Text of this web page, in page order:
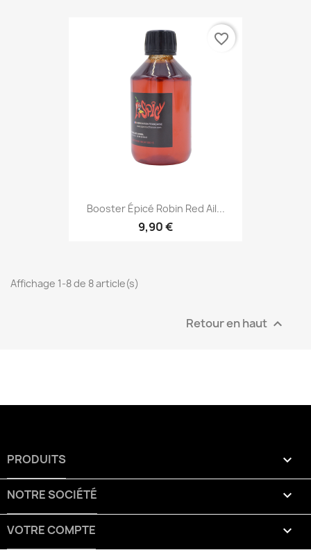
Booster Épicé Robin Red Ail...
9,90 €
favorite_border
Affichage 1-8 de 8 article(s)
Retour en haut 
PRODUITS 
NOTRE SOCIÉTÉ 
VOTRE COMPTE 